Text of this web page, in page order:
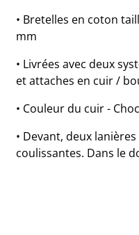
• Bretelles en coton
mm
• Livrées avec deux
et attaches en cuir /
• Couleur du cuir -
• Devant, deux
coulissantes. Dans le